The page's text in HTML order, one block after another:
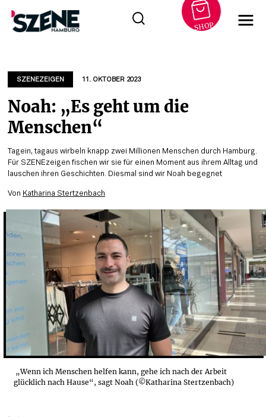
springen
SHOP
SZENEZEIGEN 11. OKTOBER 2023
Noah: „Es geht um die
Menschen“
Tagein, tagaus wirbeln knapp zwei Millionen Menschen durch Hamburg.
Für SZENEzeigen fischen wir sie für einen Moment aus ihrem Alltag und
lauschen ihren Geschichten. Diesmal sind wir Noah begegnet
Von Katharina Stertzenbach
„Wenn ich Menschen helfen kann, gehe ich nach der Arbeit
glücklich nach Hause“, sagt Noah (©Katharina Stertzenbach)